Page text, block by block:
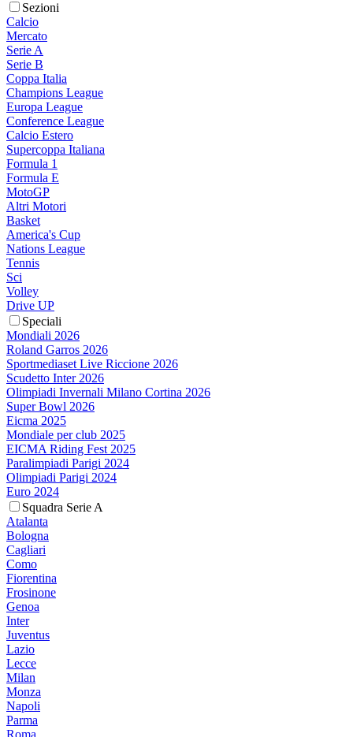
Sezioni
Calcio
Mercato
Serie A
Serie B
Coppa Italia
Champions League
Europa League
Conference League
Calcio Estero
Supercoppa Italiana
Formula 1
Formula E
MotoGP
Altri Motori
Basket
America's Cup
Nations League
Tennis
Sci
Volley
Drive UP
Speciali
Mondiali 2026
Roland Garros 2026
Sportmediaset Live Riccione 2026
Scudetto Inter 2026
Olimpiadi Invernali Milano Cortina 2026
Super Bowl 2026
Eicma 2025
Mondiale per club 2025
EICMA Riding Fest 2025
Paralimpiadi Parigi 2024
Olimpiadi Parigi 2024
Euro 2024
Squadra Serie A
Atalanta
Bologna
Cagliari
Como
Fiorentina
Frosinone
Genoa
Inter
Juventus
Lazio
Lecce
Milan
Monza
Napoli
Parma